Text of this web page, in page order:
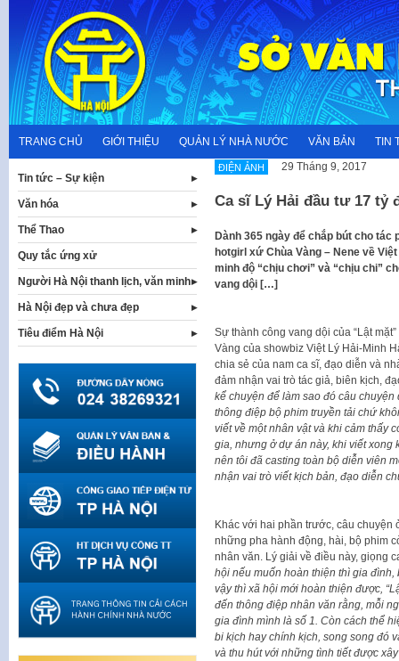
content
TRANG CHỦ GIỚI THIỆU QUẢN LÝ NHÀ NƯỚC VĂN BẢN TIN
ĐIỆN ẢNH 29 Tháng 9, 2017
Ca sĩ Lý Hải đầu tư 17 tỷ
Dành 365 ngày để chắp bút cho tác
hotgirl xứ Chùa Vàng – Nene về
minh độ “chịu chơi” và “chịu chi”
vang dội […]
Sự thành công vang dội của “Lật
Vàng của showbiz Việt Lý Hải-Minh
chia sẻ của nam ca sĩ, đạo diễn và
đảm nhận vai trò tác giả, biên kịch,
kể chuyện để làm sao đó câu
thông điệp bộ phim truyền tải chứ
viết về một nhân vật và khi cảm thấy
gia, nhưng ở dự án này, khi viết xong
nên tôi đã casting toàn bộ diễn viên
nhận vai trò viết kịch bản, đạo diễn
Khác với hai phần trước, câu chuyện
những pha hành động, hài, bộ phim
nhân văn. Lý giải về điều này, giọng
hội nếu muốn hoàn thiện thì gia
vậy thì xã hội mới hoàn thiện được,
đến thông điệp nhân văn rằng, mỗi
gia đình mình là số 1. Còn cách thể
bi kịch hay chính kịch, song song đó
và thu hút với những tình tiết được
Tin tức – Sự kiện
Văn hóa
Thể Thao
Quy tắc ứng xử
Người Hà Nội thanh lịch, văn minh
Hà Nội đẹp và chưa đẹp
Tiêu điểm Hà Nội